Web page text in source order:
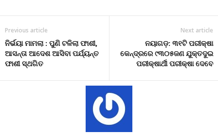
Previous article
ନିର୍ଭୟା ମାମଲା : ପୁଣି ଟଳିଲା ଫାଶୀ,
ଆସନ୍ତା ଆଦେଶ ଆସିବା ପର୍ଯ୍ୟନ୍ତ
ଫାଶୀ ସ୍ଥଗିତ
Next article
ନୟାଗଡ଼: ୩୧ଟି ପରୀକ୍ଷା
କେନ୍ଦ୍ରରେ ୯୩୦୫ଜଣ ଯୁକ୍ତଦୁଇ
ପରୀକ୍ଷାର୍ଥୀ ପରୀକ୍ଷା ଦେବେ